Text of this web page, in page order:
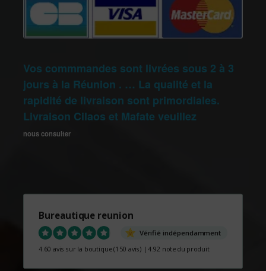
Vos commmandes sont livrées sous 2 à 3
jours à la Réunion . … La qualité et la
rapidité de livraison sont primordiales.
Livraison Cilaos et Mafate veuillez
nous consulter
Bureautique reunion
Vérifié indépendamment
4.60 avis sur la boutique(150 avis) |4.92 note du produit